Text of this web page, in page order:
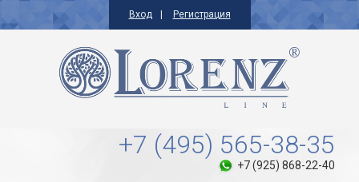
Вход Регистрация
+7 (495) 565-38-35
+7 (925) 868-22-40